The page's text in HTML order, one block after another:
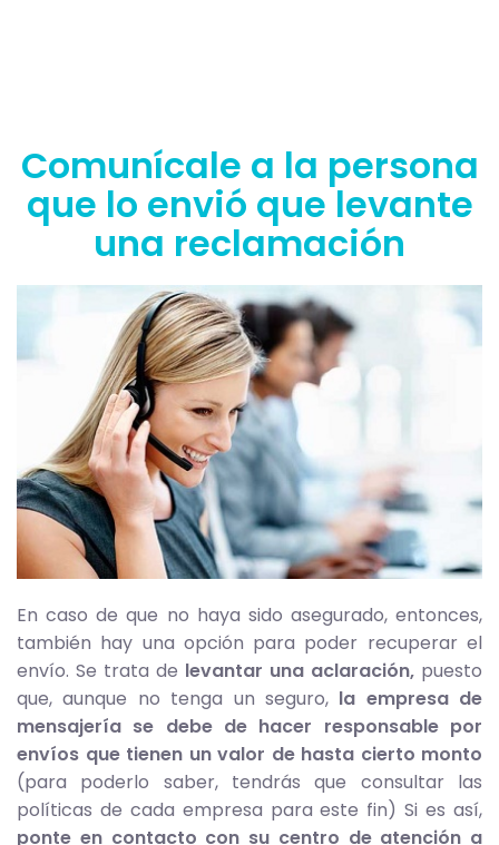
Comunícale a la persona
que lo envió que levante
una reclamación
En caso de que no haya sido asegurado, entonces,
también hay una opción para poder recuperar el
envío. Se trata de levantar una aclaración, puesto
que, aunque no tenga un seguro, la empresa de
mensajería se debe de hacer responsable por
envíos que tienen un valor de hasta cierto monto
(para poderlo saber, tendrás que consultar las
políticas de cada empresa para este fin) Si es así,
ponte en contacto con su centro de atención a